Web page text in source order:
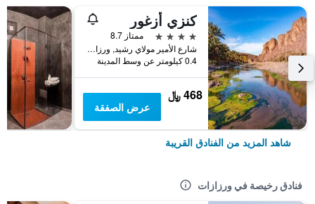
كنزي أزغور
4 نجوم
ممتاز 8.7
شارع الأمير مولاي رشيد, ورزازات, المغرب
0.4 كيلومتر عن وسط المدينة
468 ﷼
عرض الصفقة
شاهد المزيد من الفنادق القريبة
فنادق رخيصة في ورزازات